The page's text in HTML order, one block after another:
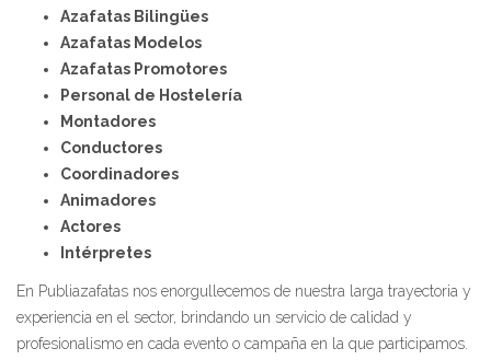
Azafatas Bilingües
Azafatas Modelos
Azafatas Promotores
Personal de Hostelería
Montadores
Conductores
Coordinadores
Animadores
Actores
Intérpretes
En Publiazafatas nos enorgullecemos de nuestra larga trayectoria y
experiencia en el sector, brindando un servicio de calidad y
profesionalismo en cada evento o campaña en la que participamos.